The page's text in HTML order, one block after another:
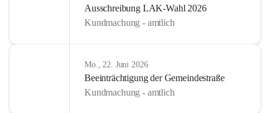
Ausschreibung LAK-Wahl 2026
Kundmachung - amtlich
Mo., 22. Juni 2026
Beeinträchtigung der Gemeindestraße
Kundmachung - amtlich